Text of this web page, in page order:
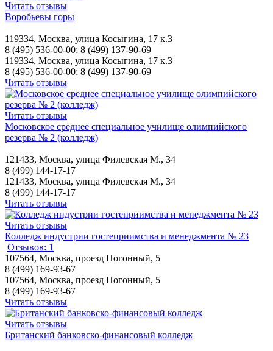
Читать отзывы
Воробьевы горы
119334, Москва, улица Косыгина, 17 к.3
8 (495) 536-00-00; 8 (499) 137-90-69
119334, Москва, улица Косыгина, 17 к.3
8 (495) 536-00-00; 8 (499) 137-90-69
Читать отзывы
Читать отзывы
Московское среднее специальное училище олимпийского
резерва № 2 (колледж)
121433, Москва, улица Филевская М., 34
8 (499) 144-17-17
121433, Москва, улица Филевская М., 34
8 (499) 144-17-17
Читать отзывы
Читать отзывы
Колледж индустрии гостеприимства и менеджмента № 23
Отзывов: 1
107564, Москва, проезд Погонный, 5
8 (499) 169-93-67
107564, Москва, проезд Погонный, 5
8 (499) 169-93-67
Читать отзывы
Читать отзывы
Британский банковско-финансовый колледж